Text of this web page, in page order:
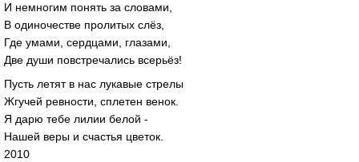
И немногим понять за словами,
В одиночестве пролитых слёз,
Где умами, сердцами, глазами,
Две души повстречались всерьёз!
Пусть летят в нас лукавые стрелы
Жгучей ревности, сплетен венок.
Я дарю тебе лилии белой -
Нашей веры и счастья цветок.
2010